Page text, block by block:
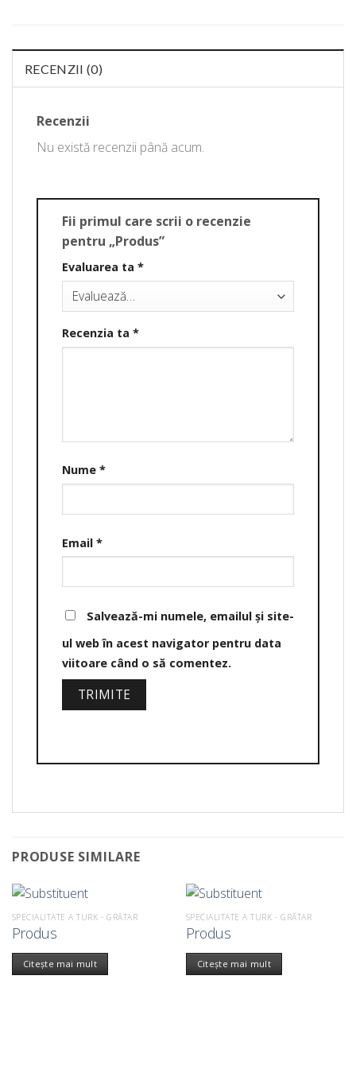
RECENZII (0)
Recenzii
Nu există recenzii până acum.
Fii primul care scrii o recenzie
pentru „Produs”
Evaluarea ta *
Recenzia ta *
Nume *
Email *
Salvează-mi numele, emailul și site-
ul web în acest navigator pentru data
viitoare când o să comentez.
PRODUSE SIMILARE
SPECIALITATE A TURK - GRĂTAR
Produs
Citește mai mult
SPECIALITATE A TURK - GRĂTAR
Produs
Citește mai mult